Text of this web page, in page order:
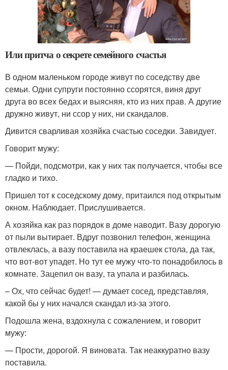
Или притча о секрете семейного счастья
В одном маленьком городе живут по соседству две
семьи. Одни супруги постоянно ссорятся, виня друг
друга во всех бедах и выясняя, кто из них прав. А другие
дружно живут, ни ссор у них, ни скандалов.
Дивится сварливая хозяйка счастью соседки. Завидует.
Говорит мужу:
— Пойди, подсмотри, как у них так получается, чтобы все
гладко и тихо.
Пришел тот к соседскому дому, притаился под открытым
окном. Наблюдает. Прислушивается.
А хозяйка как раз порядок в доме наводит. Вазу дорогую
от пыли вытирает. Вдруг позвонил телефон, женщина
отвлеклась, а вазу поставила на краешек стола, да так,
что вот-вот упадет. Но тут ее мужу что-то понадобилось в
комнате. Зацепил он вазу, та упала и разбилась.
– Ох, что сейчас будет! — думает сосед, представляя,
какой бы у них начался скандал из-за этого.
Подошла жена, вздохнула с сожалением, и говорит
мужу:
— Прости, дорогой. Я виновата. Так неаккуратно вазу
поставила.